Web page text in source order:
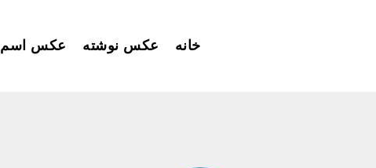
خانه عکس نوشته عکس اسم